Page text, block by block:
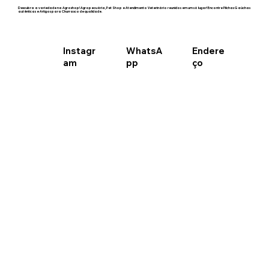
Descubra a variedade na Agroshop! Agropecuária, Pet Shop e Atendimento Veterinário reunidos em um só lugar! Encontre Pilchas Gaúchas
autênticas e Artigos para Churrasco de qualidade.
Instagr
am
WhatsA
pp
Endere
ço